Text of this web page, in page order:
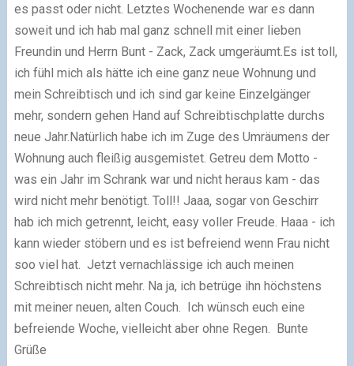
es passt oder nicht. Letztes Wochenende war es dann
soweit und ich hab mal ganz schnell mit einer lieben
Freundin und Herrn Bunt - Zack, Zack umgeräumt. Es ist toll,
ich fühl mich als hätte ich eine ganz neue Wohnung und
mein Schreibtisch und ich sind gar keine Einzelgänger
mehr, sondern gehen Hand auf Schreibtischplatte durchs
neue Jahr.Natürlich habe ich im Zuge des Umräumens der
Wohnung auch fleißig ausgemistet. Getreu dem Motto -
was ein Jahr im Schrank war und nicht heraus kam - das
wird nicht mehr benötigt. Toll!! Jaaa, sogar von Geschirr
hab ich mich getrennt, leicht, easy voller Freude. Haaa - ich
kann wieder stöbern und es ist befreiend wenn Frau nicht
soo viel hat. Jetzt vernachlässige ich auch meinen
Schreibtisch nicht mehr. Na ja, ich betrüge ihn höchstens
mit meiner neuen, alten Couch.
Ich wünsch euch eine
befreiende Woche, vielleicht aber ohne Regen.
Bunte
Grüße